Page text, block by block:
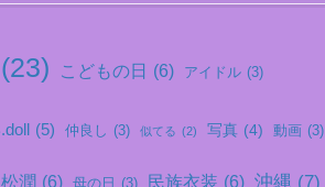
(23) こどもの日 (6) アイドル (3)
(5) 仲良し (3) 似てる (2) 写真 (4) 動画 (3)
松潤 (6) 民族衣装 (6) 沖縄 (7)